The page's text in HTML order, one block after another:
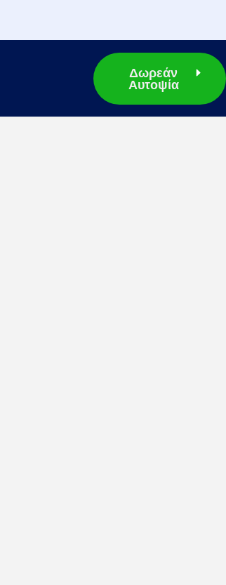
Δωρεάν
Αυτοψία